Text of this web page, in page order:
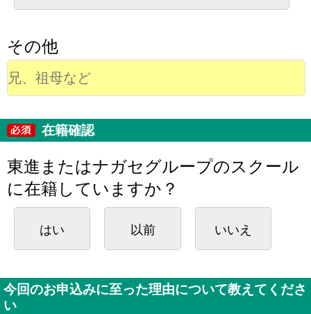
その他
在籍確認
東進またはナガセグループのスクール
に在籍していますか？
はい 以前 いいえ
今回のお申込みに至った理由について教えてくださ
い